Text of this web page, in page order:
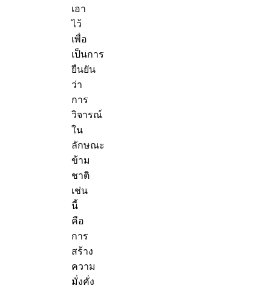
เอา
ไว้
เพื่อ
เป็นการ
ยืนยัน
ว่า
การ
วิจารณ์
ใน
ลักษณะ
ข้าม
ชาติ
เช่น
นี้
คือ
การ
สร้าง
ความ
มั่งคั่ง